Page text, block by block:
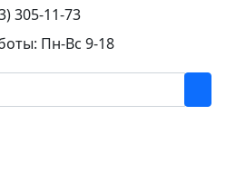
305-11-73
Пн-Вс 9-18